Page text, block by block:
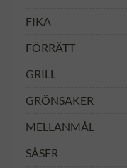
FIKA
FÖRRÄTT
GRILL
GRÖNSAKER
MELLANMÅL
SÅSER